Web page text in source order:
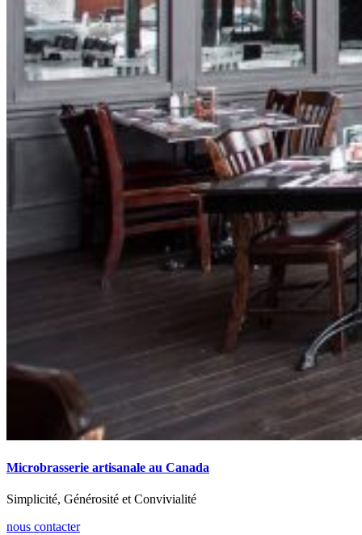
Microbrasserie artisanale au Canada
Simplicité, Générosité et Convivialité
nous contacter